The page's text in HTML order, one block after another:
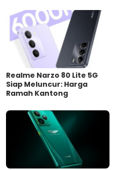
Realme Narzo 80 Lite 5G
Siap Meluncur: Harga
Ramah Kantong